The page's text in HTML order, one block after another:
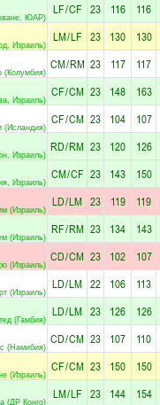
ЮАР)
LF/CF 23 116 116
Израиль)
LM/LF 23 130 130
(Колумбия)
CM/RM 23 117 117
Израиль)
CF/CM 23 148 163
(Исландия)
CF/CM 23 104 107
Израиль)
RD/RM 23 120 126
Израиль)
CM/CF 23 143 150
(Израиль)
LD/LM 23 119 119
(Израиль)
RF/RM 23 134 143
(Израиль)
CD/CM 23 102 107
(Израиль)
LD/LM 22 106 113
(Гамбия)
LD/LM 23 126 126
(Намибия)
CD/CM 23 107 110
(Израиль)
CF/CM 23 150 150
(ДР Конго)
LM/LF 23 144 154